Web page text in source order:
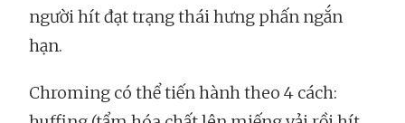
người hít đạt trạng thái hưng phấn ngắn
hạn.
Chroming có thể tiến hành theo 4 cách: